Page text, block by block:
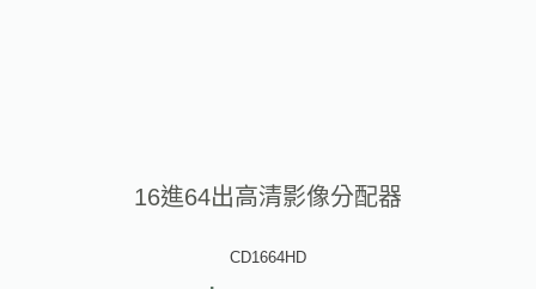
16進64出高清影像分配器
CD1664HD